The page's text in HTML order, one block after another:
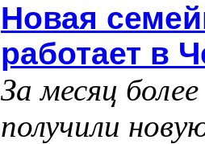
Новая
работает в
За месяц
получили